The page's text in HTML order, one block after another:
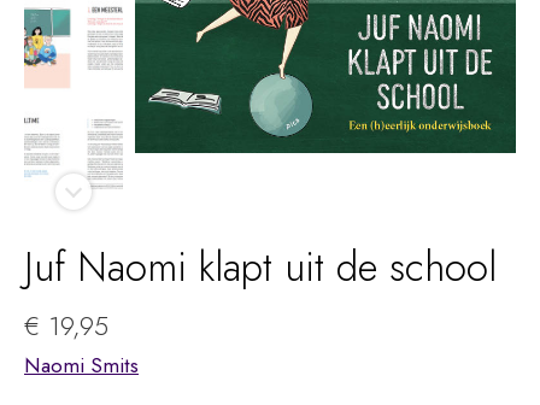
Juf Naomi klapt uit de school
€ 19,95
Naomi Smits